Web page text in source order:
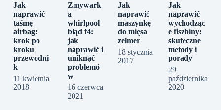
Jak
naprawić
taśmę
airbag:
krok po
kroku
przewodni
k
11 kwietnia
2018
Zmywark
a
whirlpool
błąd f4:
jak
naprawić i
uniknąć
problemó
w
16 czerwca
2021
Jak
naprawić
maszynkę
do mięsa
zelmer
18 stycznia
2017
Jak
naprawić
wychodząc
e fiszbiny:
skuteczne
metody i
porady
29
października
2020